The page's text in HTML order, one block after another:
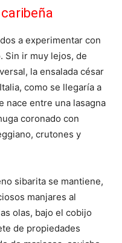
a experimentar con
Sin ir muy lejos, de
la ensalada césar
como se llegaría a
nace entre una lasagna
coronado con
crutones y
sibarita se mantiene,
manjares al
olas, bajo el cobijo
de propiedades